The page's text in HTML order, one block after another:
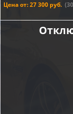
Цена от: 27 300 руб.